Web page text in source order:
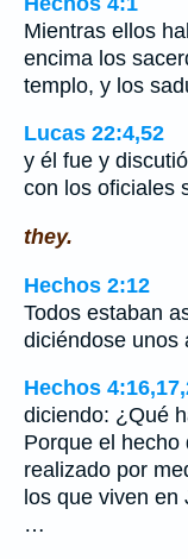
Mientras ellos
encima los
templo, y los
Lucas 22:4,52
y él fue y
con los oficiales
they.
Hechos 2:12
Todos estaban
diciéndose unos
Hechos
diciendo: ¿Qué
Porque el hecho
realizado por
los que viven
…